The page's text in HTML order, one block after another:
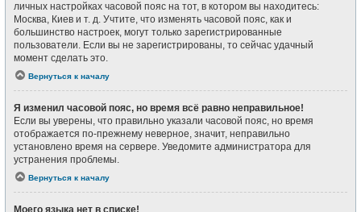
личных настройках часовой пояс на тот, в котором вы находитесь:
Москва, Киев и т. д. Учтите, что изменять часовой пояс, как и
большинство настроек, могут только зарегистрированные
пользователи. Если вы не зарегистрированы, то сейчас удачный
момент сделать это.
Вернуться к началу
Я изменил часовой пояс, но время всё равно неправильное!
Если вы уверены, что правильно указали часовой пояс, но время
отображается по-прежнему неверное, значит, неправильно
установлено время на сервере. Уведомите администратора для
устранения проблемы.
Вернуться к началу
Моего языка нет в списке!